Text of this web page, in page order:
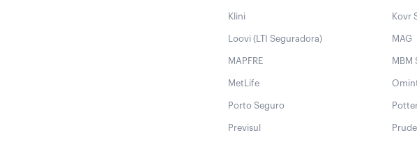
Klini Kovr
Loovi (LTI Seguradora) MAG
MAPFRE MBM
MetLife
Porto Seguro
Previsul